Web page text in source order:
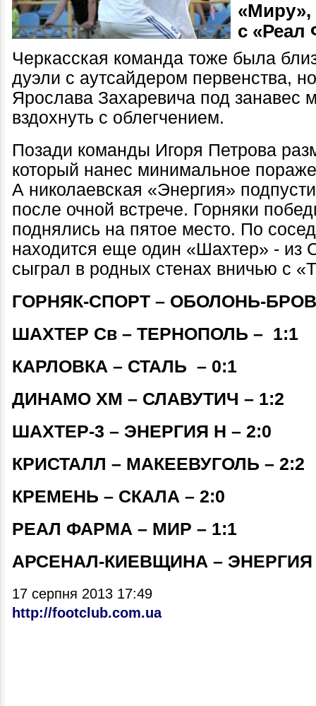
«Миру»,
с «Реал
Черкасская команда тоже была
дуэли с аутсайдером первенства,
Ярослава Захаревича под занавес
вздохнуть с облегчением.
Позади команды Игоря Петрова
который нанес минимальное
А николаевская «Энергия»
после очной встрече. Горняки
поднялись на пятое место. По
находится еще один «Шахтер» - из
сыграл в родных стенах вничью с
ГОРНЯК-СПОРТ – ОБОЛОНЬ-
ШАХТЕР Св – ТЕРНОПОЛЬ – 1:1
КАРЛОВКА – СТАЛЬ – 0:1
ДИНАМО ХМ – СЛАВУТИЧ –
ШАХТЕР-3 – ЭНЕРГИЯ Н – 2:0
КРИСТАЛЛ – МАКЕЕВУГОЛЬ – 2:2
КРЕМЕНЬ – СКАЛА – 2:0
РЕАЛ ФАРМА – МИР – 1:1
АРСЕНАЛ-КИЕВЩИНА – ЭНЕРГИЯ
17 серпня 2013 17:49
http://footclub.com.ua